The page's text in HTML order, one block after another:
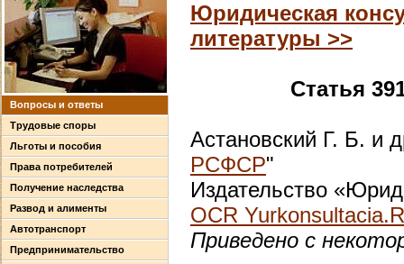
Вопросы и ответы
Трудовые споры
Льготы и пособия
Права потребителей
Получение наследства
Развод и алименты
Автотранспорт
Предпринимательство
Юридическая
литературы >>
Статья
Астановский Г. Б. и
РСФСР"
Издательство
OCR
Приведено с